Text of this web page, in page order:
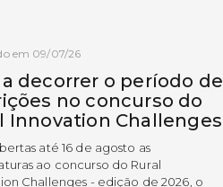
em 09/07/26
a decorrer o período de
no concurso do
Innovation Challenges
até 16 de agosto as
ao concurso do Rural
Challenges - edição de 2026, o